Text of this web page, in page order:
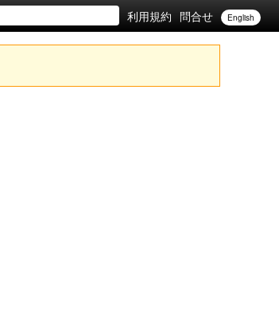
利用規約 問合せ English